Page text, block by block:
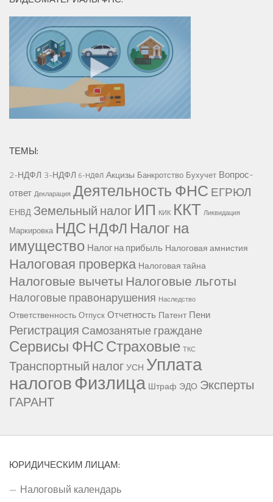
ТЕМЫ:
2-НДФЛ 3-НДФЛ 6-НДФЛ Акцизы Банкротство Бухучет Вопрос-
ответ Декларация Деятельность ФНС ЕГРЮЛ
ЕНВД Земельный налог ИП КИК ККТ Ликвидация
Маркировка НДС НДФЛ Налог на
имущество Налог на прибыль Налоговая амнистия
Налоговая проверка Налоговая тайна
Налоговые вычетыНалоговые льготы
Налоговые правонарушения Наследство
Ответственность Отпуск Отчетность Патент Пени
Регистрация Самозанятые граждане
Сервисы ФНССтраховые ТКС
Транспортный налогУСН Уплата
налоговФизлица Штраф ЭДО Эксперты
ГАРАНТ
ЮРИДИЧЕСКИМ ЛИЦАМ:
Налоговый календарь